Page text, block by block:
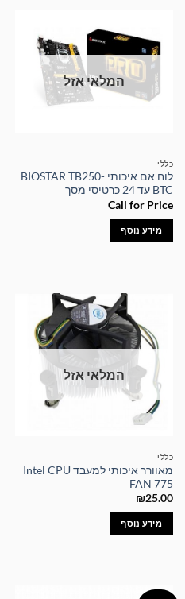
המלאי אזל
כללי
לוח אם איכותי BIOSTAR TB250-
BTC עד 24 כרטיסי מסך
Call for Price
מידע נוסף
המלאי אזל
כללי
מאוורר איכותי למעבד Intel CPU
FAN 775
₪25.00
מידע נוסף